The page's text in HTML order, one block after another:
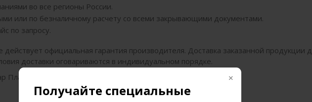
Получайте специальные
во все регионы России.
или по безналичному расчету со всеми закрывающими документами.
по запросу.
официальная гарантия производителя. Доставка заказанной продукции
доставки оговариваются в индивидуальном порядке.
Пластина игольная 14-301 в любой регион РФ!